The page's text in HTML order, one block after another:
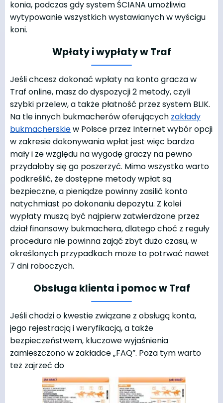
konia, podczas gdy system ŚCIANA umożliwia
wytypowanie wszystkich wystawianych w wyścigu
koni.
Wpłaty i wypłaty w Traf
Jeśli chcesz dokonać wpłaty na konto gracza w
Traf online, masz do dyspozycji 2 metody, czyli
szybki przelew, a także płatność przez system BLIK.
Na tle innych bukmacherów oferujących zakłady
bukmacherskiew Polsce przez Internet wybór opcji
w zakresie dokonywania wpłat jest więc bardzo
mały i ze względu na wygodę graczy na pewno
przydałoby się go poszerzyć. Mimo wszystko warto
podkreślić, że dostępne metody wpłat są
bezpieczne, a pieniądze powinny zasilić konto
natychmiast po dokonaniu depozytu. Z kolei
wypłaty muszą być najpierw zatwierdzone przez
dział finansowy bukmachera, dlatego choć z reguły
procedura nie powinna zająć zbyt dużo czasu, w
określonych przypadkach może to potrwać nawet
7 dni roboczych.
Obsługa klienta i pomoc w Traf
Jeśli chodzi o kwestie związane z obsługą konta,
jego rejestracją i weryfikacją, a także
bezpieczeństwem, kluczowe wyjaśnienia
zamieszczono w zakładce „FAQ”. Poza tym warto
też zajrzeć do